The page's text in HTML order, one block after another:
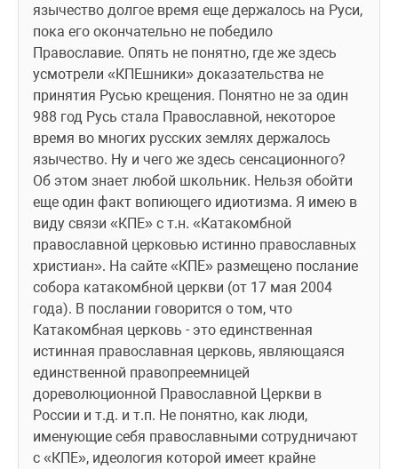
язычество долгое время еще держалось на Руси,
пока его окончательно не победило
Православие. Опять не понятно, где же здесь
усмотрели «КПЕшники» доказательства не
принятия Русью крещения. Понятно не за один
988 год Русь стала Православной, некоторое
время во многих русских землях держалось
язычество. Ну и чего же здесь сенсационного?
Об этом знает любой школьник. Нельзя обойти
еще один факт вопиющего идиотизма. Я имею в
виду связи «КПЕ» с т.н. «Катакомбной
православной церковью истинно православных
христиан». На сайте «КПЕ» размещено послание
собора катакомбной церкви (от 17 мая 2004
года). В послании говорится о том, что
Катакомбная церковь - это единственная
истинная православная церковь, являющаяся
единственной правопреемницей
дореволюционной Православной Церкви в
России и т.д. и т.п. Не понятно, как люди,
именующие себя православными сотрудничают
с «КПЕ», идеология которой имеет крайне